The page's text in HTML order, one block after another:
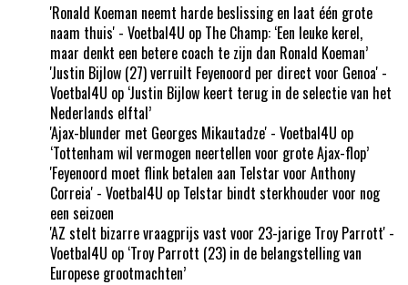
'Ronald Koeman neemt harde beslissing en laat één grote
naam thuis' - Voetbal4U op The Champ: ‘Een leuke kerel,
maar denkt een betere coach te zijn dan Ronald Koeman’
'Justin Bijlow (27) verruilt Feyenoord per direct voor Genoa' -
Voetbal4U op ‘Justin Bijlow keert terug in de selectie van het
Nederlands elftal’
'Ajax-blunder met Georges Mikautadze' - Voetbal4U op
‘Tottenham wil vermogen neertellen voor grote Ajax-flop’
'Feyenoord moet flink betalen aan Telstar voor Anthony
Correia' - Voetbal4U op Telstar bindt sterkhouder voor nog
een seizoen
'AZ stelt bizarre vraagprijs vast voor 23-jarige Troy Parrott' -
Voetbal4U op ‘Troy Parrott (23) in de belangstelling van
Europese grootmachten’